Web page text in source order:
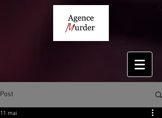
Post
11 mai